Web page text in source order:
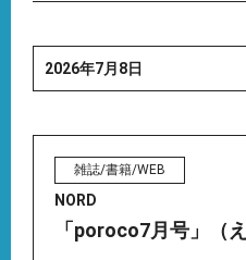
2026年7月8日
雑誌/書籍/WEB
NORD
「poroco7月号」（